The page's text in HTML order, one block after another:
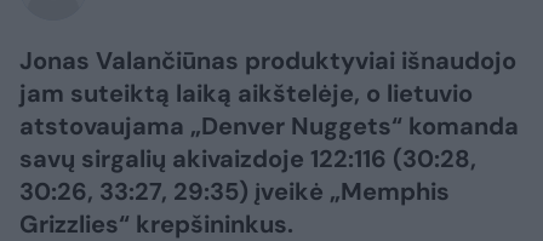
Jonas Valančiūnas produktyviai išnaudojo
jam suteiktą laiką aikštelėje, o lietuvio
atstovaujama „Denver Nuggets“ komanda
savų sirgalių akivaizdoje 122:116 (30:28,
30:26, 33:27, 29:35) įveikė „Memphis
Grizzlies“ krepšininkus.